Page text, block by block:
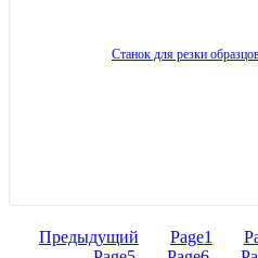
Станок для резки
Предыдущий Page1